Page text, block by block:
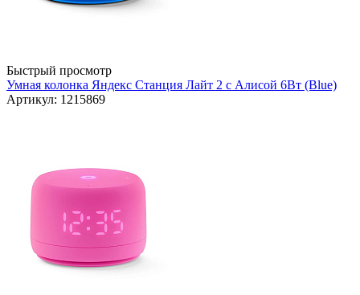
Быстрый просмотр
Умная колонка Яндекс Станция Лайт 2 с Алисой 6Вт (Blue)
Артикул: 1215869